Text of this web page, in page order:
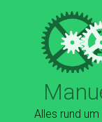
Alles rund